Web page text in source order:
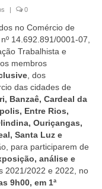
| 0
no Comércio de
14.692.891/0001-07,
Trabalhista e
membros
, dos
das cidades de
Banzaê, Cardeal da
Entre Rios,
Ouriçangas,
Santa Luz e
para participarem de
análise e
2021/2022 e 2022, no
9h00, em 1ª